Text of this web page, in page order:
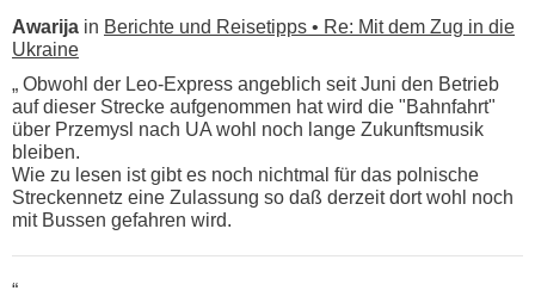
Awarija in Berichte und Reisetipps • Re: Mit dem Zug in die
Ukraine
„ Obwohl der Leo-Express angeblich seit Juni den Betrieb
auf dieser Strecke aufgenommen hat wird die "Bahnfahrt"
über Przemysl nach UA wohl noch lange Zukunftsmusik
bleiben.
Wie zu lesen ist gibt es noch nichtmal für das polnische
Streckennetz eine Zulassung so daß derzeit dort wohl noch
mit Bussen gefahren wird.
“